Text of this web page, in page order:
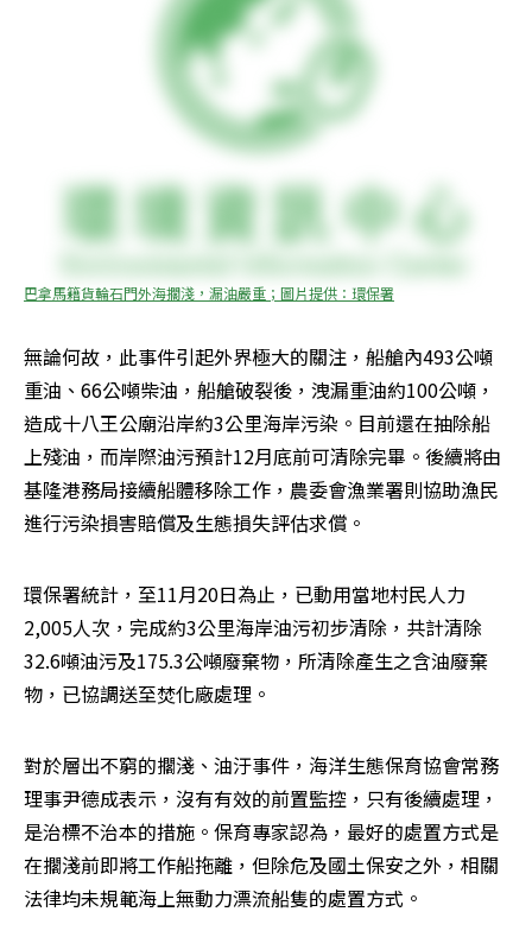
巴拿馬籍貨輪石門外海擱淺，漏油嚴重；圖片提供：環保署
無論何故，此事件引起外界極大的關注，船艙內493公噸
重油、66公噸柴油，船艙破裂後，洩漏重油約100公噸，
造成十八王公廟沿岸約3公里海岸污染。目前還在抽除船
上殘油，而岸際油污預計12月底前可清除完畢。後續將由
基隆港務局接續船體移除工作，農委會漁業署則協助漁民
進行污染損害賠償及生態損失評估求償。
環保署統計，至11月20日為止，已動用當地村民人力
2,005人次，完成約3公里海岸油污初步清除，共計清除
32.6噸油污及175.3公噸廢棄物，所清除產生之含油廢棄
物，已協調送至焚化廠處理。
對於層出不窮的擱淺、油汙事件，海洋生態保育協會常務
理事尹德成表示，沒有有效的前置監控，只有後續處理，
是治標不治本的措施。保育專家認為，最好的處置方式是
在擱淺前即將工作船拖離，但除危及國土保安之外，相關
法律均未規範海上無動力漂流船隻的處置方式。